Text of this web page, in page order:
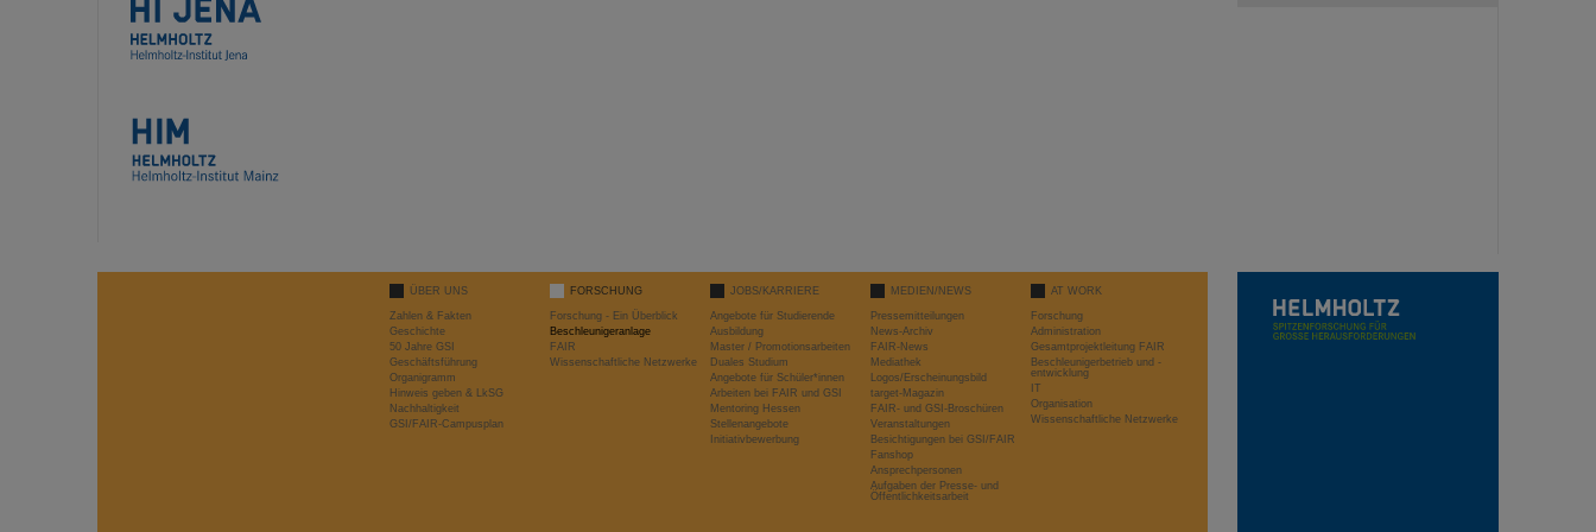
ÜBER UNS
Zahlen & Fakten
Geschichte
50 Jahre GSI
Geschäftsführung
Organigramm
Hinweis geben & LkSG
Nachhaltigkeit
GSI/FAIR-Campusplan
FORSCHUNG
Forschung - Ein Überblick
Beschleunigeranlage
FAIR
Wissenschaftliche Netzwerke
JOBS/KARRIERE
Angebote für Studierende
Ausbildung
Master / Promotionsarbeiten
Duales Studium
Angebote für Schüler*innen
Arbeiten bei FAIR und GSI
Mentoring Hessen
Stellenangebote
Initiativbewerbung
MEDIEN/NEWS
Pressemitteilungen
News-Archiv
FAIR-News
Mediathek
Logos/Erscheinungsbild
target-Magazin
FAIR- und GSI-Broschüren
Veranstaltungen
Besichtigungen bei GSI/FAIR
Fanshop
Ansprechpersonen
Aufgaben der Presse- und
Öffentlichkeitsarbeit
AT WORK
Forschung
Administration
Gesamtprojektleitung FAIR
Beschleunigerbetrieb und -
entwicklung
IT
Organisation
Wissenschaftliche Netzwerke